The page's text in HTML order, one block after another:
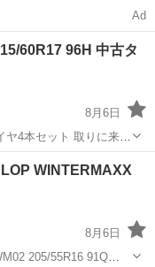
Ad
60R17 96H 中古タ
8月6日
ト 取りに来て
いたします。 ...
WINTERMAXX
8月6日
205/55R16 91Q